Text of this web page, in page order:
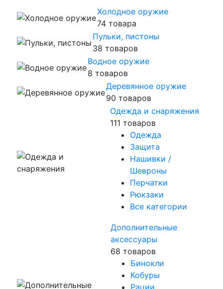
Холодное оружие
74 товара
Пульки, пистоны
38 товаров
Водное оружие
8 товаров
Деревянное оружие
90 товаров
Одежда и снаряжения
111 товаров
Одежда
Защита
Нашивки /
Шевроны
Перчатки
Рюкзаки
Все категории
Дополнительные
аксессуары
68 товаров
Бинокли
Кобуры
Рации